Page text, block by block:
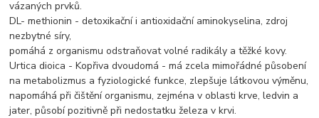
vázaných prvků.
DL- methionin - detoxikační i antioxidační aminokyselina, zdroj
nezbytné síry,
pomáhá z organismu odstraňovat volné radikály a těžké kovy.
Urtica dioica - Kopřiva dvoudomá - má zcela mimořádné působení
na metabolizmus a fyziologické funkce, zlepšuje látkovou výměnu,
napomáhá při čištění organismu, zejména v oblasti krve, ledvin a
jater, působí pozitivně při nedostatku železa v krvi.